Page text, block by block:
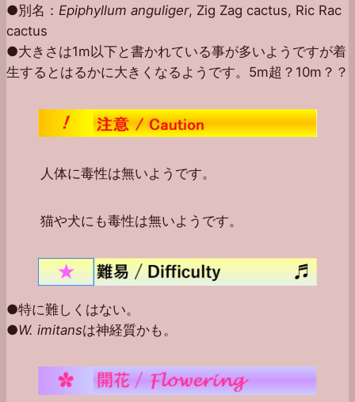
●別名： Epiphyllum anguliger, Zig Zag cactus, Ric Rac
cactus
●大きさは1m以下と書かれている事が多いようですが着
生するとはるかに大きくなるようです。5m超？10m？？
人体に毒性は無いようです。
猫や犬にも毒性は無いようです。
●特に難しくはない。
●W. imitansは神経質かも。